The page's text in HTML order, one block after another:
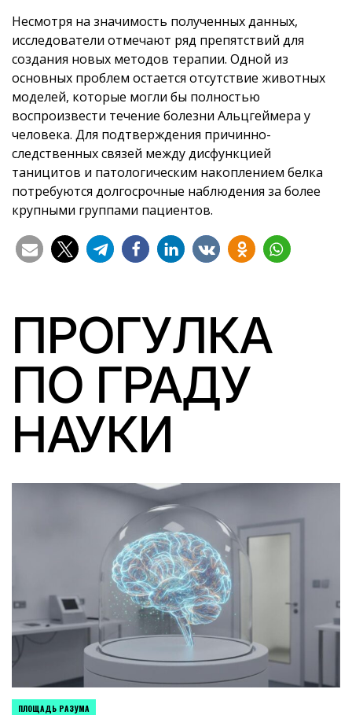
Несмотря на значимость полученных данных,
исследователи отмечают ряд препятствий для
создания новых методов терапии. Одной из
основных проблем остается отсутствие животных
моделей, которые могли бы полностью
воспроизвести течение болезни Альцгеймера у
человека. Для подтверждения причинно-
следственных связей между дисфункцией
таницитов и патологическим накоплением белка
потребуются долгосрочные наблюдения за более
крупными группами пациентов.
ПРОГУЛКА
ПО ГРАДУ
НАУКИ
ПЛОЩАДЬ РАЗУМА